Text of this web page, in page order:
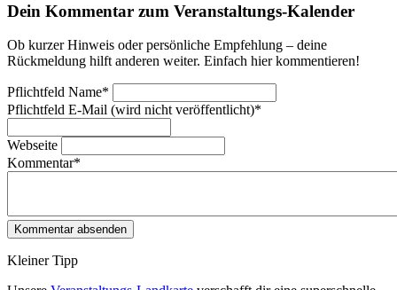
Dein Kommentar zum Veranstaltungs-Kalender
Ob kurzer Hinweis oder persönliche Empfehlung – deine
Rückmeldung hilft anderen weiter. Einfach hier kommentieren!
Pflichtfeld Name*
Pflichtfeld E-Mail (wird nicht veröffentlicht)*
Webseite
Kommentar*
Kleiner Tipp